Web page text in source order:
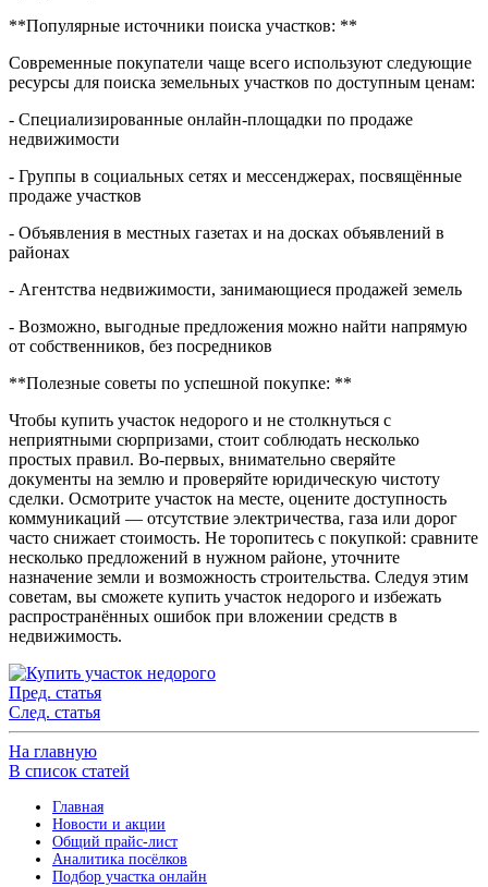
**Популярные источники поиска участков: **
Современные покупатели чаще всего используют следующие
ресурсы для поиска земельных участков по доступным ценам:
- Специализированные онлайн-площадки по продаже
недвижимости
- Группы в социальных сетях и мессенджерах, посвящённые
продаже участков
- Объявления в местных газетах и на досках объявлений в
районах
- Агентства недвижимости, занимающиеся продажей земель
- Возможно, выгодные предложения можно найти напрямую
от собственников, без посредников
**Полезные советы по успешной покупке: **
Чтобы купить участок недорого и не столкнуться с
неприятными сюрпризами, стоит соблюдать несколько
простых правил. Во-первых, внимательно сверяйте
документы на землю и проверяйте юридическую чистоту
сделки. Осмотрите участок на месте, оцените доступность
коммуникаций — отсутствие электричества, газа или дорог
часто снижает стоимость. Не торопитесь с покупкой: сравните
несколько предложений в нужном районе, уточните
назначение земли и возможность строительства. Следуя этим
советам, вы сможете купить участок недорого и избежать
распространённых ошибок при вложении средств в
недвижимость.
Пред. статья
След. статья
На главную
В список статей
Главная
Новости и акции
Общий прайс-лист
Аналитика посёлков
Подбор участка онлайн